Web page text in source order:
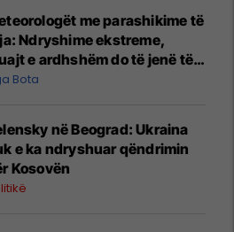
me parashikime të
Ndryshime ekstreme,
e ardhshëm do të jenë të
Bota
në Beograd: Ukraina
e ka ndryshuar qëndrimin
Kosovën